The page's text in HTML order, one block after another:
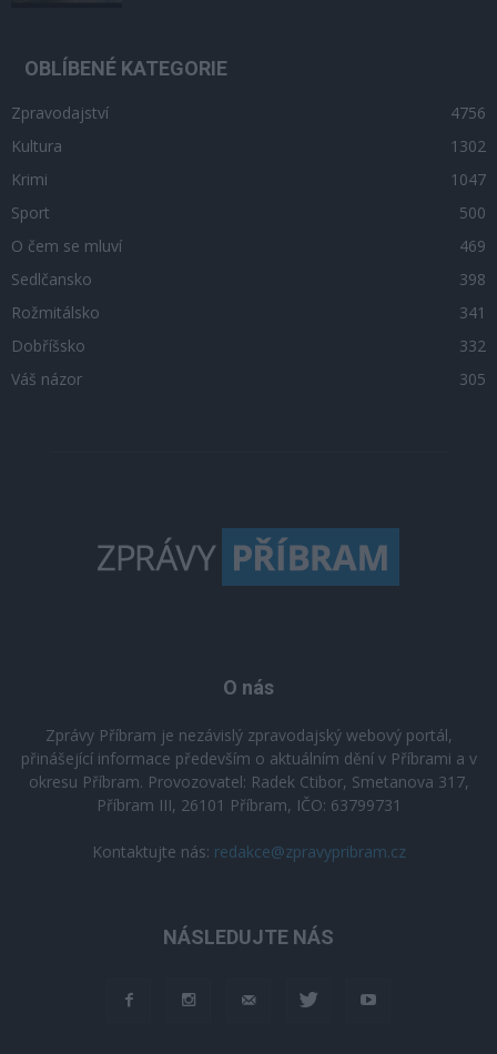
OBLÍBENÉ KATEGORIE
Zpravodajství
4756
Kultura
1302
Krimi
1047
Sport
500
O čem se mluví
469
Sedlčansko
398
Rožmitálsko
341
Dobříšsko
332
Váš názor
305
O nás
Zprávy Příbram je nezávislý zpravodajský webový portál,
přinášející informace především o aktuálním dění v Příbrami a v
okresu Příbram. Provozovatel: Radek Ctibor, Smetanova 317,
Příbram III, 26101 Příbram, IČO: 63799731
Kontaktujte nás: redakce@zpravypribram.cz
NÁSLEDUJTE NÁS